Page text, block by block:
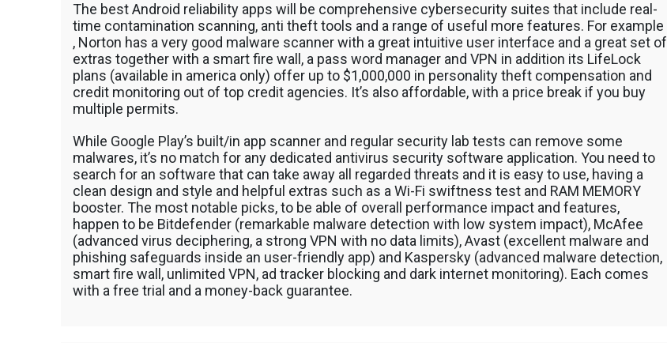
วู๊ดชิป ตักแร่ ตักสินค้าต่างๆ ขนย้ายเครื่องจักร โดยรถ
เทลเลอร์ รถพื้นเรียบชานต่ำ (Low bed) ขนส่งสินค้า โดย
รถพ่วงดั๊มพ์ จำหน่ายดิน หิน ทราย รับเหมาถมที่ รถตัก
CAT 950 รถตัก Komatsu WA 380 WA 320 WA 200 รถ
ตัก Hitachi ZW 220 ZW 180 แบ็คโฮ CAT 320 CAT 312
แบ็คโฮ Komatsu PC 200 LC บูมยาว PC 200 PC 120
แบ็คโฮ Kobelco SK 210 บูมยาว SK 200 SK 140
The best Android reliability apps will be comprehensive cybersecurity suites that include real-
time contamination scanning, anti theft tools and a range of useful more features. For example
, Norton has a very good malware scanner with a great intuitive user interface and a great set of
extras together with a smart fire wall, a pass word manager and VPN in addition its LifeLock
plans (available in america only) offer up to $1,000,000 in personality theft compensation and
credit monitoring out of top credit agencies. It’s also affordable, with a price break if you buy
multiple permits.
While Google Play’s built/in app scanner and regular security lab tests can remove some
malwares, it’s no match for any dedicated antivirus security software application. You need to
search for an software that can take away all regarded threats and it is easy to use, having a
clean design and style and helpful extras such as a Wi-Fi swiftness test and RAM MEMORY
booster. The most notable picks, to be able of overall performance impact and features,
happen to be Bitdefender (remarkable malware detection with low system impact), McAfee
(advanced virus deciphering, a strong VPN with no data limits), Avast (excellent malware and
phishing safeguards inside an user-friendly app) and Kaspersky (advanced malware detection,
smart fire wall, unlimited VPN, ad tracker blocking and dark internet monitoring). Each comes
with a free trial and a money-back guarantee.